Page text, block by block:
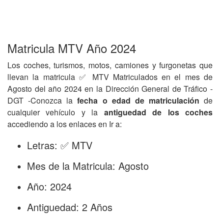
Matricula MTV Año 2024
Los coches, turismos, motos, camiones y furgonetas que
llevan la matricula ✅ MTV Matriculados en el mes de
Agosto del año 2024 en la Dirección General de Tráfico -
DGT -Conozca lafecha o edad de matriculación de
cualquier vehículo y la antiguedad de los coches
accediendo a los enlaces en Ir a:
Letras: ✅ MTV
Mes de la Matricula: Agosto
Año: 2024
Antiguedad: 2 Años